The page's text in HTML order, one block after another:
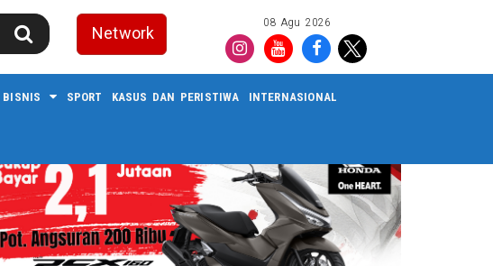
Network 08 Agu 2026
BISNIS SPORT KASUS DAN PERISTIWA INTERNASIONAL